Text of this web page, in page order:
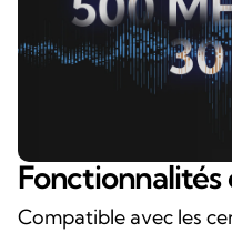
Compatible avec les